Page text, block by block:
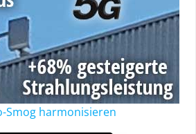
Smog harmonisieren